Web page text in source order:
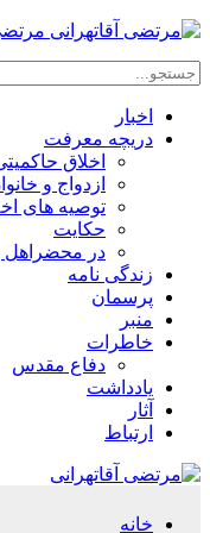
اخبار
دریچه معرفت
اخلاق
ازدواج و
توصیه های
حکایت
در محضراهل
زندگی نامه
پرسمان
منبر
خاطرات
دفاع مقدس
یادداشت
آثار
ارتباط
خانه